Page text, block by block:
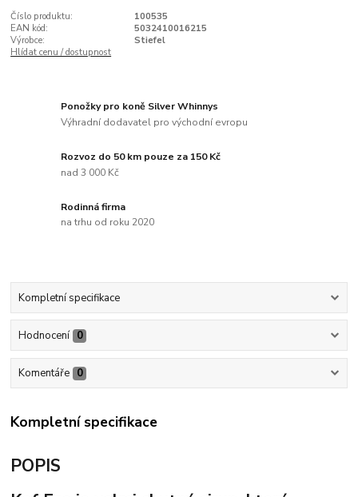
Číslo produktu:
100535
EAN kód:
5032410016215
Výrobce:
Stiefel
Hlídat cenu / dostupnost
Ponožky pro koně Silver Whinnys
Výhradní dodavatel pro východní evropu
Rozvoz do 50 km pouze za 150 Kč
nad 3 000 Kč
Rodinná firma
na trhu od roku 2020
Kompletní specifikace
Hodnocení 0
Komentáře 0
Kompletní specifikace
POPIS